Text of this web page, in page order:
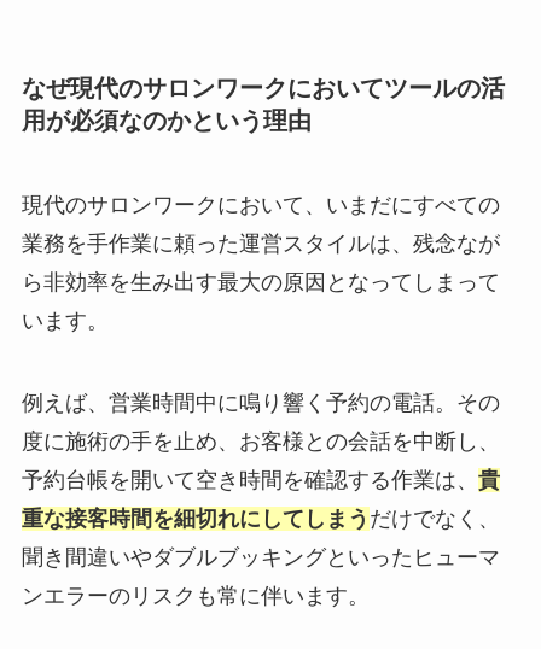
なぜ現代のサロンワークにおいてツールの活
用が必須なのかという理由
現代のサロンワークにおいて、いまだにすべての
業務を手作業に頼った運営スタイルは、残念なが
ら非効率を生み出す最大の原因となってしまって
います。
例えば、営業時間中に鳴り響く予約の電話。その
度に施術の手を止め、お客様との会話を中断し、
予約台帳を開いて空き時間を確認する作業は、 貴
重な接客時間を細切れにしてしまう だけでなく、
聞き間違いやダブルブッキングといったヒューマ
ンエラーのリスクも常に伴います。